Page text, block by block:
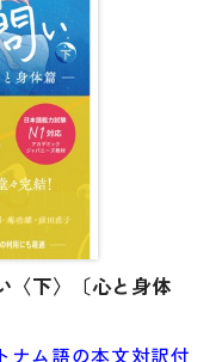
〈下〉〔心と身体
ナム語の本文対訳付